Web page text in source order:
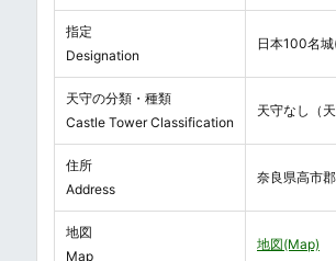
指定
Designation
日本100名
天守の分類・種類
Castle Tower Classification
天守なし（
住所
Address
奈良県高市
地図
Map
地図(Map)